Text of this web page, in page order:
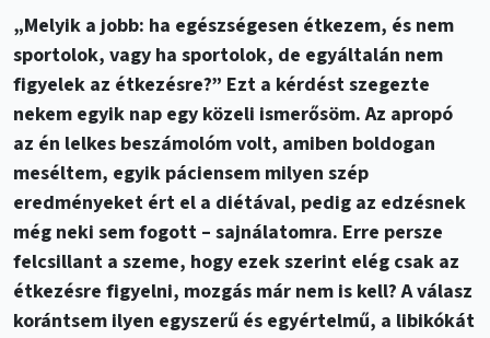
„Melyik a jobb: ha egészségesen étkezem, és nem
sportolok, vagy ha sportolok, de egyáltalán nem
figyelek az étkezésre?” Ezt a kérdést szegezte
nekem egyik nap egy közeli ismerősöm. Az apropó
az én lelkes beszámolóm volt, amiben boldogan
meséltem, egyik páciensem milyen szép
eredményeket ért el a diétával, pedig az edzésnek
még neki sem fogott – sajnálatomra. Erre persze
felcsillant a szeme, hogy ezek szerint elég csak az
étkezésre figyelni, mozgás már nem is kell? A válasz
korántsem ilyen egyszerű és egyértelmű, a libikókát